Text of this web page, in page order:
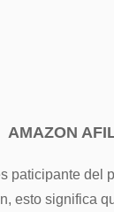
AMAZON
paticipante del
esto significa